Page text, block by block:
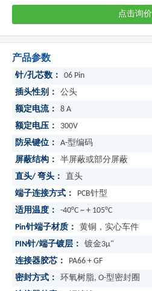
点击询价
产品参数
针/孔芯数：
06 Pin
插头性别：
公头
额定电流：
8 A
额定电压：
300V
防呆键位：
A-型编码
屏蔽结构：
半屏蔽或部分屏蔽
直头/ 弯头：
直头
端子连接方式：
PCB针型
适用温度：
-40°C ~ + 105°C
Pin针端子材质：
黄铜，实心车件
PIN针/端子镀层：
镀金3μ"
连接器胶芯：
PA66 + GF
密封方式：
环氧树脂, O-型密封圈